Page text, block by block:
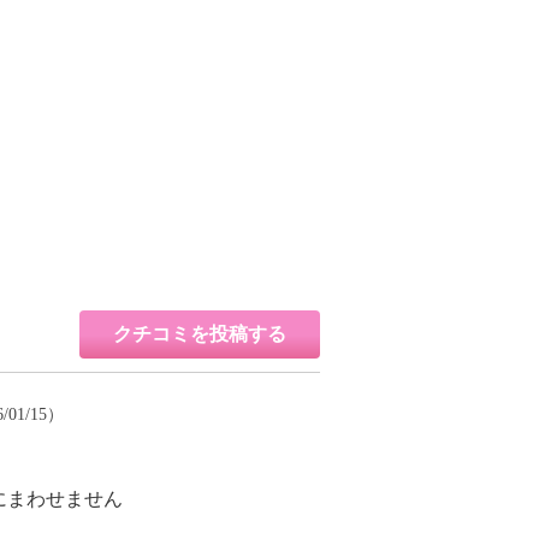
クチコミを投稿する
15）
まわせません